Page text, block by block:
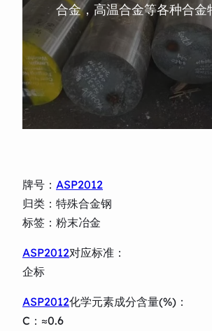
合金，高温合金等各种合金
牌号： ASP2012
归类：特殊合金钢
标签：粉末冶金
ASP2012对应标准：
企标
ASP2012化学元素成分含量(%)：
C：≈0.6